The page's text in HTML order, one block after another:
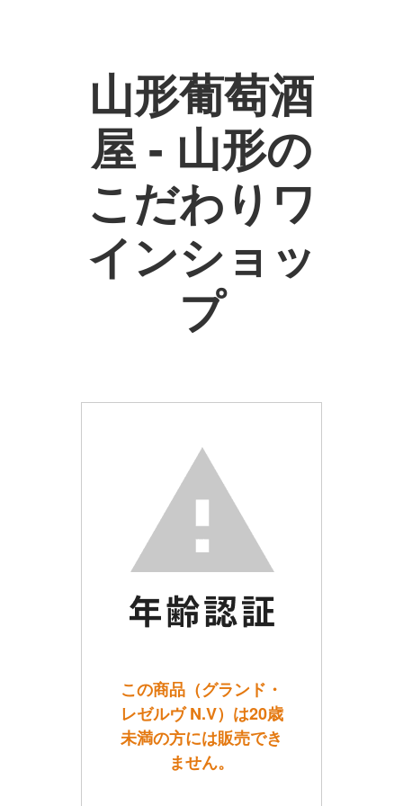
山形葡萄酒
屋 - 山形の
こだわりワ
インショッ
プ
この商品（グランド・
レゼルヴ N.V）は20歳
未満の方には販売でき
ません。